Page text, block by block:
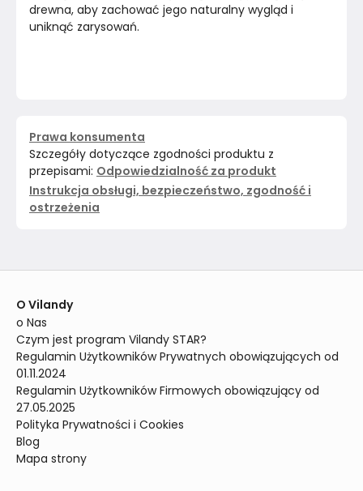
drewna, aby zachować jego naturalny wygląd i
uniknąć zarysowań.
Prawa konsumenta
Szczegóły dotyczące zgodności produktu z
przepisami: Odpowiedzialność za produkt
Instrukcja obsługi, bezpieczeństwo, zgodność i
ostrzeżenia
O Vilandy
o Nas
Czym jest program Vilandy STAR?
Regulamin Użytkowników Prywatnych obowiązujących od
01.11.2024
Regulamin Użytkowników Firmowych obowiązujący od
27.05.2025
Polityka Prywatności i Cookies
Blog
Mapa strony